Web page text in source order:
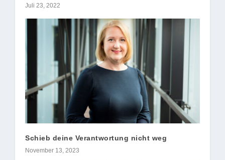
Juli 23, 2022
Schieb deine Verantwortung nicht weg
November 13, 2023